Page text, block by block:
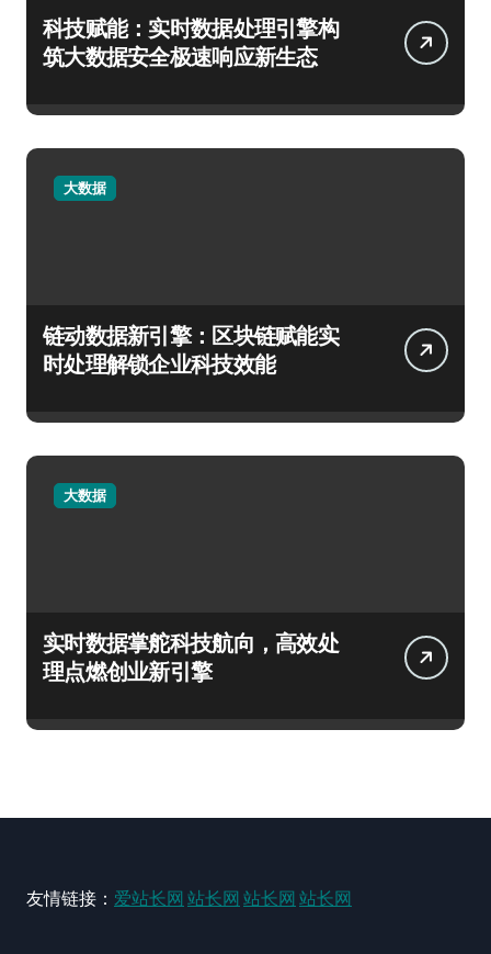
科技赋能：实时数据处理引擎构
筑大数据安全极速响应新生态
大数据
链动数据新引擎：区块链赋能实
时处理解锁企业科技效能
大数据
实时数据掌舵科技航向，高效处
理点燃创业新引擎
友情链接： 爱站长网 站长网 站长网 站长网